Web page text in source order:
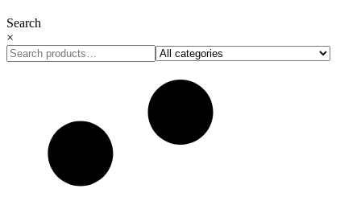
Search
×